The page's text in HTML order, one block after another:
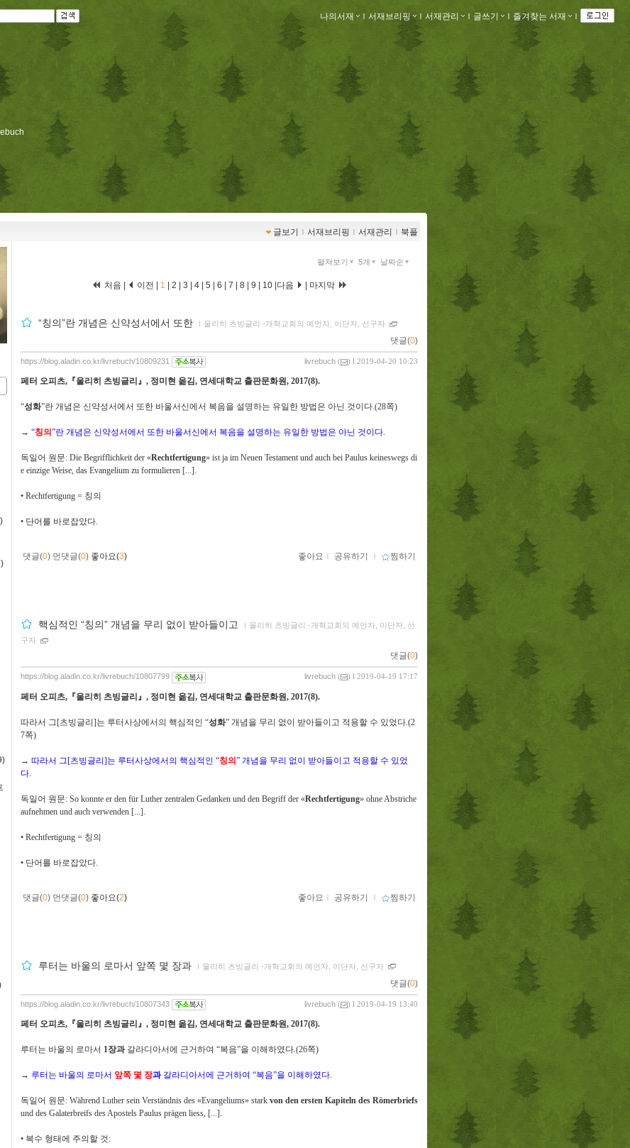
나의서재 ｌ 서재브리핑 ｌ 서재관리 ｌ 글쓰기 ｌ 즐겨찾는 서재 ｌ
글보기 ｌ 서재브리핑 ｌ 서재관리 ｌ 북플
펼쳐보기 5개 날짜순
처음 | 이전 | 1 2 3 4 5 6 7 8 9 10 다음 마지막
“칭의”란 개념은 신약성서에서 또한 ｌ 울리히 츠빙글리 -개혁교회의 예언자, 이단자, 선구자
댓글(0)
livrebuch ( ) l 2019-04-20 10:23
https://blog.aladin.co.kr/livrebuch/10809231
페터 오피츠, 『울리히 츠빙글리 』 , 정미현 옮김, 연세대학교 출판문화원, 2017(8).
“성화”란 개념은 신약성서에서 또한 바울서신에서 복음을 설명하는 유일한 방법은 아닌 것이다.(28쪽)
→ “칭의 ”란 개념은 신약성서에서 또한 바울서신에서 복음을 설명하는 유일한 방법은 아닌 것이다.
독일어 원문: Die Begrifflichkeit der «Rechtfertigung» ist ja im Neuen Testament und auch bei Paulus keineswegs di
e einzige Weise, das Evangelium zu formulieren [...].
• Rechtfertigung = 칭의
• 단어를 바로잡았다.
댓글(0) 먼댓글(0) 좋아요(3) 좋아요 ｌ 공유하기 ｌ 찜하기
핵심적인 “칭의” 개념을 무리 없이 받아들이고 ｌ 울리히 츠빙글리 -개혁교회의 예언자, 이단자, 선
구자
댓글(0)
livrebuch ( ) l 2019-04-19 17:17
https://blog.aladin.co.kr/livrebuch/10807799
페터 오피츠, 『울리히 츠빙글리 』 , 정미현 옮김, 연세대학교 출판문화원, 2017(8).
따라서 그[츠빙글리 ]는 루터사상에서의 핵심적인 “성화” 개념을 무리 없이 받아들이고 적용할 수 있었다.(2
7쪽)
→ 따라서 그[츠빙글리 ]는 루터사상에서의 핵심적인 “칭의 ” 개념을 무리 없이 받아들이고 적용할 수 있었
다.
독일어 원문: So konnte er den für Luther zentralen Gedanken und den Begriff der «Rechtfertigung» ohne Abstriche
aufnehmen und auch verwenden [...].
• Rechtfertigung = 칭의
• 단어를 바로잡았다.
댓글(0) 먼댓글(0) 좋아요(2) 좋아요 ｌ 공유하기 ｌ 찜하기
루터는 바울의 로마서 앞쪽 몇 장과 ｌ 울리히 츠빙글리 -개혁교회의 예언자, 이단자, 선구자
댓글(0)
livrebuch ( ) l 2019-04-19 13:40
https://blog.aladin.co.kr/livrebuch/10807343
페터 오피츠, 『울리히 츠빙글리 』 , 정미현 옮김, 연세대학교 출판문화원, 2017(8).
루터는 바울의 로마서 1장과 갈라디아서에 근거하여 “복음”을 이해하였다.(26쪽)
→ 루터는 바울의 로마서 앞쪽 몇 장과 갈라디아서에 근거하여 “복음”을 이해하였다.
독일어 원문: Während Luther sein Verständnis des «Evangeliums» stark von den ersten Kapiteln des Römerbriefs
und des Galaterbreifs des Apostels Paulus prägen liess, [...].
• 복수 형태에 주의할 것: